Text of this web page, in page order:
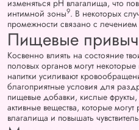
изменяться pH влагалища, что
интимной зоны9. В некоторых
промежности связано с
Пищевые
Косвенно влиять на состояние
половых органов могут некоторые
напитки усиливают
благоприятные условия для
пищевые добавки, кислые
активные вещества, которые
влагалища и повышать